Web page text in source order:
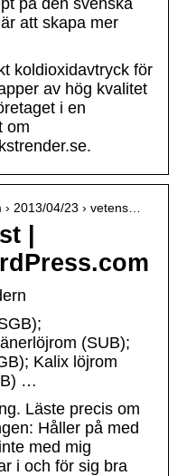
på den svenska
att skapa mer
koldioxidavtryck för
av hög kvalitet
i en
om
2013/04/23 › vetens…
|
(SUB);
Kalix löjrom
…
Läste precis om
Håller på med
med mig
i och för sig bra